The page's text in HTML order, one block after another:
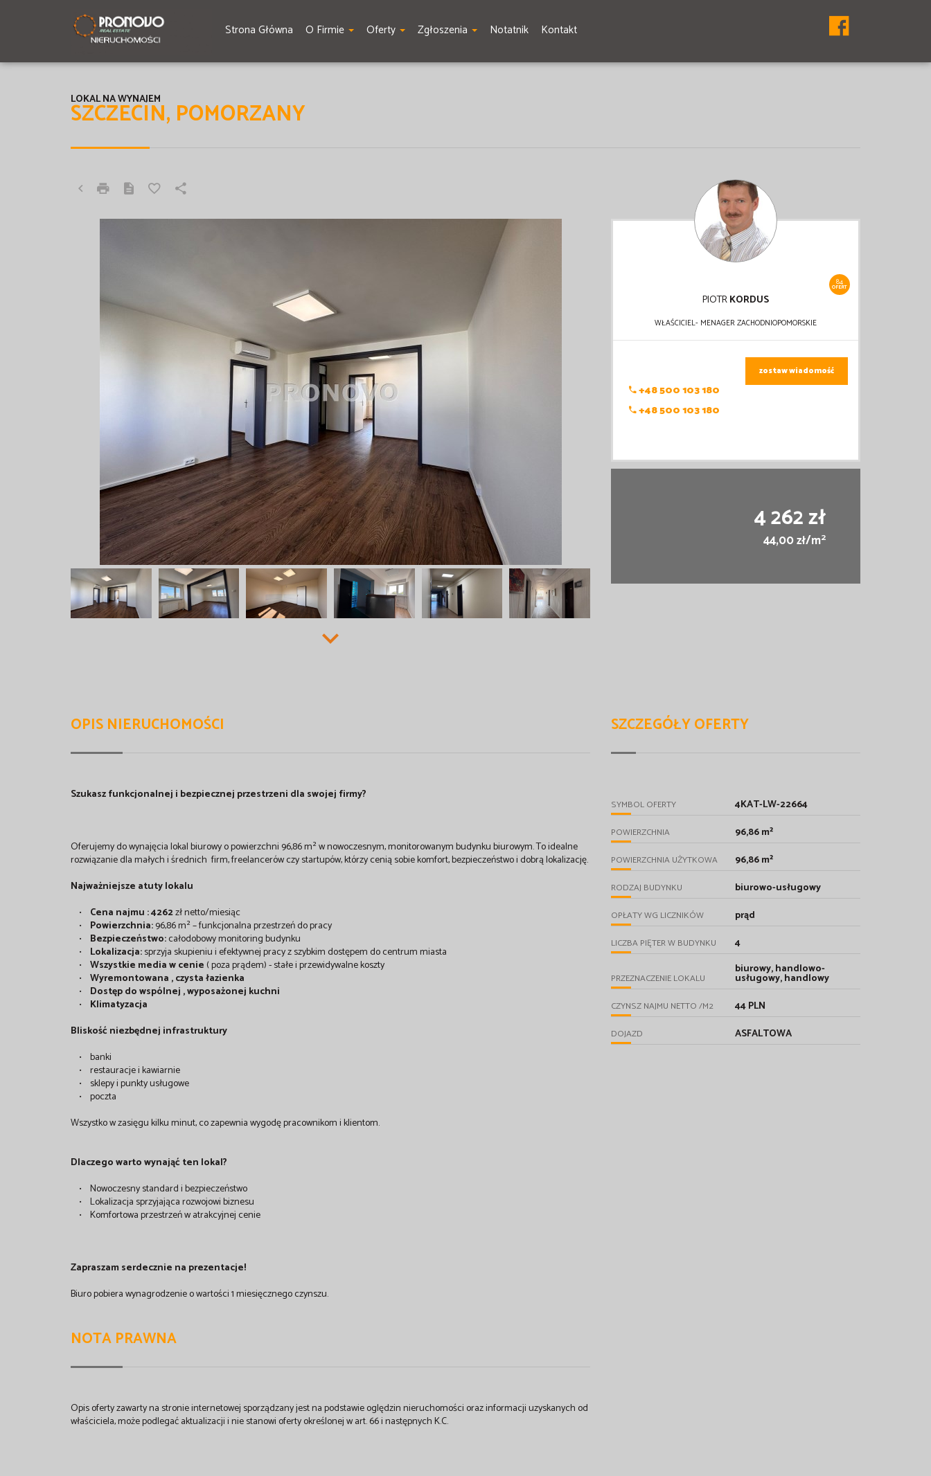
Strona Główna O Firmie Oferty Zgłoszenia Notatnik Kontakt
SZCZECIN, POMORZANY
LOKAL NA WYNAJEM
84
OFERT
PIOTRKORDUS
WŁAŚCICIEL- MENAGER ZACHODNIOPOMORSKIE
+48 500 103 180
+48 500 103 180
zostaw wiadomość
4 262 zł
44,00 zł/m2
OPIS NIERUCHOMOŚCI
Szukasz funkcjonalnej i bezpiecznej przestrzeni dla swojej firmy?
Oferujemy do wynajęcia lokal biurowy o powierzchni 96,86 m² w nowoczesnym, monitorowanym budynku biurowym. To idealne
rozwiązanie dla małych i średnich firm, freelancerów czy startupów, którzy cenią sobie komfort, bezpieczeństwo i dobrą lokalizację.
Najważniejsze atuty lokalu
•
Cena najmu : 4262zł netto/miesiąc
•
Powierzchnia:96,86 m² – funkcjonalna przestrzeń do pracy
•
Bezpieczeństwo:całodobowy monitoring budynku
•
Lokalizacja:sprzyja skupieniu i efektywnej pracy z szybkim dostępem do centrum miasta
• Wszystkie media w cenie ( poza prądem) - stałe i przewidywalne koszty
• Wyremontowana , czysta łazienka
•
Dostęp do wspólnej , wyposażonej kuchni
•
Klimatyzacja
Bliskość niezbędnej infrastruktury
• banki
• restauracje i kawiarnie
• sklepy i punkty usługowe
• poczta
Wszystko w zasięgu kilku minut, co zapewnia wygodę pracownikom i klientom.
Dlaczego warto wynająć ten lokal?
• Nowoczesny standard i bezpieczeństwo
• Lokalizacja sprzyjająca rozwojowi biznesu
• Komfortowa przestrzeń w atrakcyjnej cenie
Zapraszam serdecznie na prezentacje!
Biuro pobiera wynagrodzenie o wartości 1 miesięcznego czynszu.
NOTA PRAWNA
Opis oferty zawarty na stronie internetowej sporządzany jest na podstawie oględzin nieruchomości oraz informacji uzyskanych od
właściciela, może podlegać aktualizacji i nie stanowi oferty określonej w art. 66 i następnych K.C.
SZCZEGÓŁY OFERTY
SYMBOL OFERTY 4KAT-LW-22664
POWIERZCHNIA 96,86 m²
POWIERZCHNIA UŻYTKOWA 96,86 m²
RODZAJ BUDYNKU biurowo-usługowy
OPŁATY WG LICZNIKÓW prąd
LICZBA PIĘTER W BUDYNKU 4
PRZEZNACZENIE LOKALU
biurowy, handlowo-
usługowy, handlowy
CZYNSZ NAJMU NETTO /M2 44 PLN
DOJAZD ASFALTOWA